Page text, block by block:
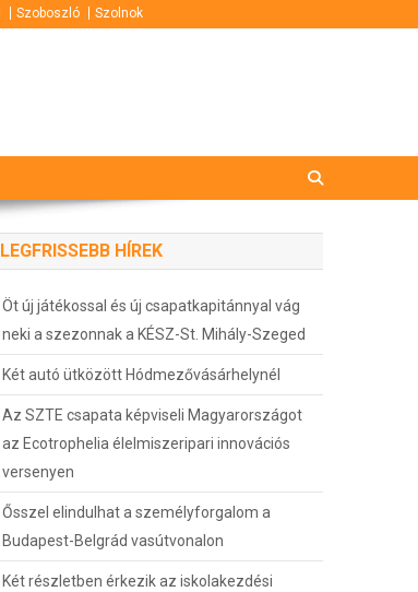
Szoboszló Szolnok
LEGFRISSEBB HÍREK
Öt új játékossal és új csapatkapitánnyal vág
neki a szezonnak a KÉSZ-St. Mihály-Szeged
Két autó ütközött Hódmezővásárhelynél
Az SZTE csapata képviseli Magyarországot
az Ecotrophelia élelmiszeripari innovációs
versenyen
Ősszel elindulhat a személyforgalom a
Budapest-Belgrád vasútvonalon
Két részletben érkezik az iskolakezdési